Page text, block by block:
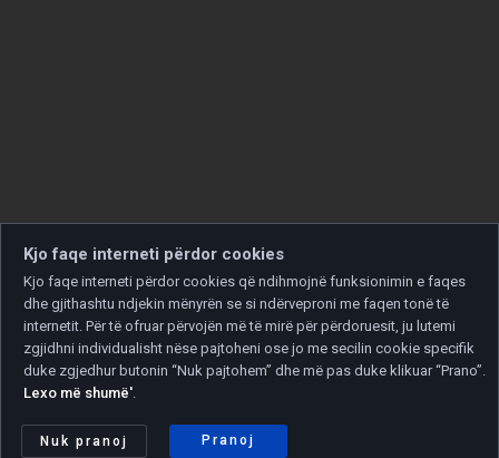
Copyright © 2026 Developed by
Politika e privatësisë Politika e cookies
Kjo faqe interneti përdor cookies
Kjo faqe interneti përdor cookies që ndihmojnë funksionimin e faqes
dhe gjithashtu ndjekin mënyrën se si ndërveproni me faqen tonë të
internetit. Për të ofruar përvojën më të mirë për përdoruesit, ju lutemi
zgjidhni individualisht nëse pajtoheni ose jo me secilin cookie specifik
duke zgjedhur butonin “Nuk pajtohem” dhe më pas duke klikuar “Prano”.
Lexo më shumë'.
Nuk pranoj Pranoj